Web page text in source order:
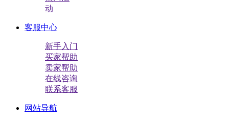
动
客服中心
新手入门
买家帮助
卖家帮助
在线咨询
联系客服
网站导航